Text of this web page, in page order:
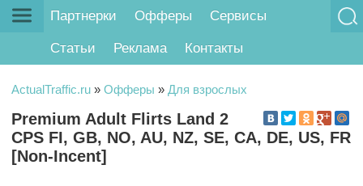
Партнерки Офферы Сервисы
Статьи Реклама Контакты
ActualTraffic.ru » Офферы » Для взрослых
Premium Adult Flirts Land 2
CPS FI, GB, NO, AU, NZ, SE, CA, DE, US, FR
[Non-Incent]